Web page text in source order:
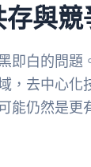
與競
即白的問題
，去中心化
能仍然是更